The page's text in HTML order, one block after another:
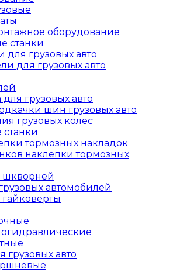
оборудование
станки
для грузовых авто
для грузовых авто
для грузовых авто
шин грузовых авто
грузовых колес
тормозных накладок
наклепки тормозных
автомобилей
грузовых авто